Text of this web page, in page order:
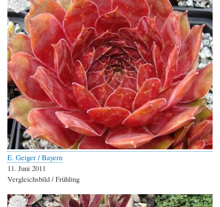
E. Geiger / Bayern
11. Juni 2011
Vergleichsbild / Frühling